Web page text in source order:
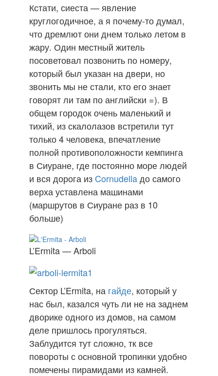
Кстати, сиеста — явление
круглогодичное, а я почему-то думал,
что дремлют они днем только летом в
жару. Один местный житель
посоветовал позвонить по номеру,
который был указан на двери, но
звонить мы не стали, кто его знает
говорят ли там по английски =). В
общем городок очень маленький и
тихий, из скалолазов встретили тут
только 4 человека, впечатление
полной противоположности кемпинга
в Сиуране, где постоянно море людей
и вся дорога из Cornudellaдо самого
верха уставлена машинами
(маршрутов в Сиуране раз в 10
больше)
L’Ermita — Arboli
Сектор L’Ermita, на гайде, который у
нас был, казался чуть ли не на заднем
дворике одного из домов, на самом
деле пришлось прогуляться.
Заблудится тут сложно, тк все
повороты с основной тропинки удобно
помечены пирамидами из камней.